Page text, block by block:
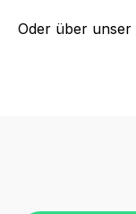
Oder über unser